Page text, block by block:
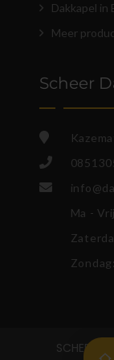
Dakkapel in
Meer
Scheer
Ma -
SCHEER